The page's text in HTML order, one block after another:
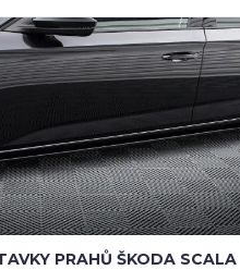
PRAHŮ ŠKODA SCALA